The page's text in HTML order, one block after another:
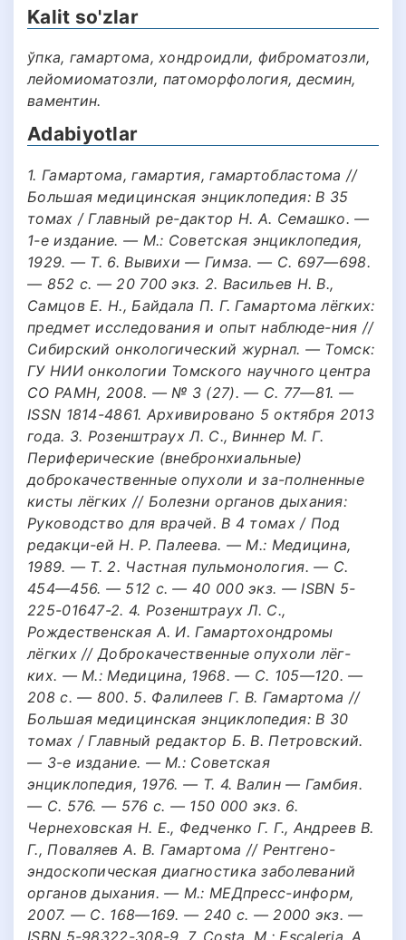
Kalit so'zlar
ўпка, гамартома, хондроидли, фиброматозли,
лейомиоматозли, патоморфология, десмин,
ваментин.
Adabiyotlar
1. Гамартома, гамартия, гамартобластома //
Большая медицинская энциклопедия: В 35
томах / Главный ре-дактор Н. А. Семашко. —
1-е издание. — М.: Советская энциклопедия,
1929. — Т. 6. Вывихи — Гимза. — С. 697—698.
— 852 с. — 20 700 экз. 2. Васильев Н. В.,
Самцов Е. Н., Байдала П. Г. Гамартома лёгких:
предмет исследования и опыт наблюде-ния //
Сибирский онкологический журнал. — Томск:
ГУ НИИ онкологии Томского научного центра
СО РАМН, 2008. — № 3 (27). — С. 77—81. —
ISSN 1814-4861. Архивировано 5 октября 2013
года. 3. Розенштраух Л. С., Виннер М. Г.
Периферические (внебронхиальные)
доброкачественные опухоли и за-полненные
кисты лёгких // Болезни органов дыхания:
Руководство для врачей. В 4 томах / Под
редакци-ей Н. Р. Палеева. — М.: Медицина,
1989. — Т. 2. Частная пульмонология. — С.
454—456. — 512 с. — 40 000 экз. — ISBN 5-
225-01647-2. 4. Розенштраух Л. С.,
Рождественская А. И. Гамартохондромы
лёгких // Доброкачественные опухоли лёг-
ких. — М.: Медицина, 1968. — С. 105—120. —
208 с. — 800. 5. Фалилеев Г. В. Гамартома //
Большая медицинская энциклопедия: В 30
томах / Главный редактор Б. В. Петровский.
— 3-е издание. — М.: Советская
энциклопедия, 1976. — Т. 4. Валин — Гамбия.
— С. 576. — 576 с. — 150 000 экз. 6.
Чернеховская Н. Е., Федченко Г. Г., Андреев В.
Г., Поваляев А. В. Гамартома // Рентгено-
эндоскопическая диагностика заболеваний
органов дыхания. — М.: МЕДпресс-информ,
2007. — С. 168—169. — 240 с. — 2000 экз. —
ISBN 5-98322-308-9. 7. Costa, M.; Escaleria, A.,